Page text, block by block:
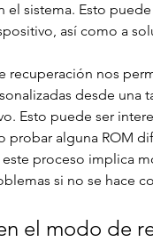
el sistema. Esto
así como a
recuperación nos
desde una
Esto puede ser
probar alguna ROM
proceso implica
si no se hace
el modo de